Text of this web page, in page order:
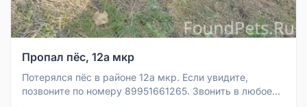
Пропал пёс, 12а мкр
Потерялся пёс в районе 12а мкр. Если увидите,
позвоните по номеру 89951661265. Звонить в любое